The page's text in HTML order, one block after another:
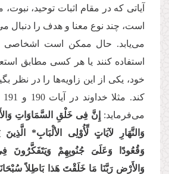
آیاتی که در مقام اثبات توحید،
است، چند نوع معنا و هدف را دنبال
می‌یابد. حال ممکن است اشخاصی
استفاده ‌کنند یا هر کسی مطابق
خود، یکی از این زاویه‌ها را در نظر
می‌فرماید: إِنَّ فِی خَلْقِ السَّمَاوَاتِ
وَالنَّهَارِ لآیَاتٍ لِّأُوْلِی الألْبَابِ*
وَقُعُودًا وَعَلَىَ جُنُوبِهِمْ وَیَتَفَكَّرُونَ
وَالأَرْضِ رَبَّنَا مَا خَلَقْتَ هَذا بَاطِلاً